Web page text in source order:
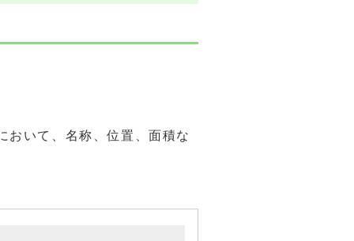
いて、名称、位置、面積な